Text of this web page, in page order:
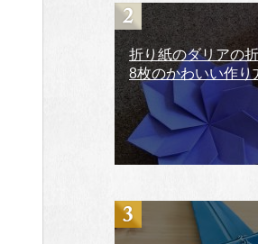
折り紙のダリアの
8枚のかわいい作り